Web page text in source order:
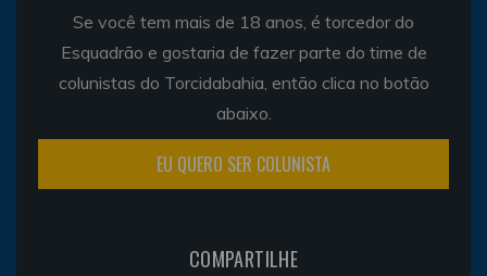
Se você tem mais de 18 anos, é torcedor do
Esquadrão e gostaria de fazer parte do time de
colunistas do Torcidabahia, então clica no botão
abaixo.
EU QUERO SER COLUNISTA
COMPARTILHE